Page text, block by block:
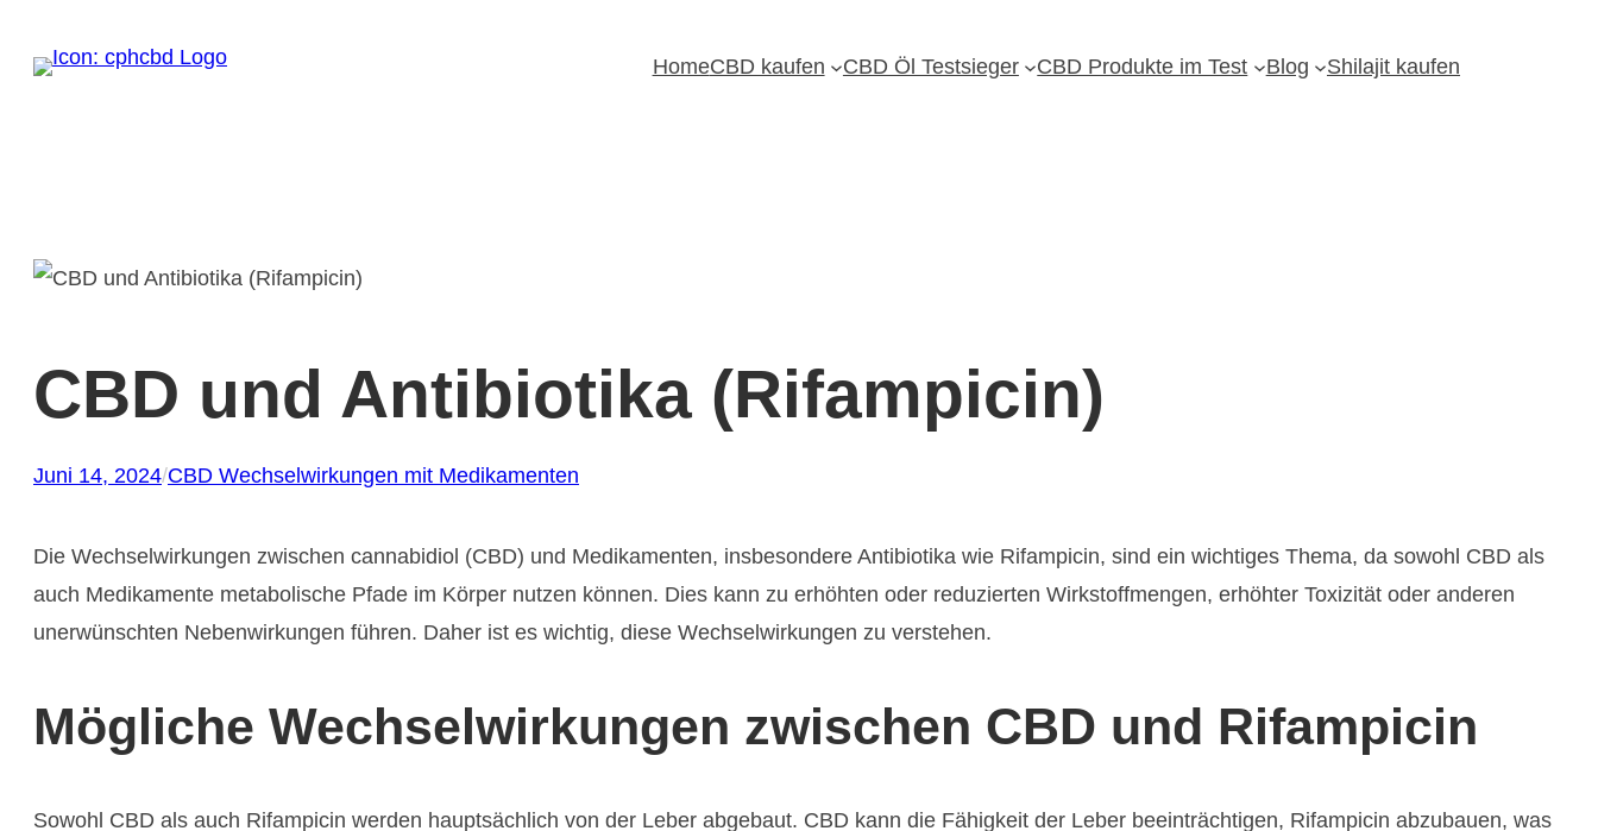
Inhalt
HomeCBD kaufen CBD Öl Testsieger CBD Produkte im Test Blog Shilajit kaufen
CBD und Antibiotika (Rifampicin)
Juni 14, 2024/CBD Wechselwirkungen mit Medikamenten
Die Wechselwirkungen zwischen cannabidiol (CBD) und Medikamenten, insbesondere Antibiotika wie Rifampicin, sind ein wichtiges Thema, da sowohl CBD als
auch Medikamente metabolische Pfade im Körper nutzen können. Dies kann zu erhöhten oder reduzierten Wirkstoffmengen, erhöhter Toxizität oder anderen
unerwünschten Nebenwirkungen führen. Daher ist es wichtig, diese Wechselwirkungen zu verstehen.
Mögliche Wechselwirkungen zwischen CBD und Rifampicin
Sowohl CBD als auch Rifampicin werden hauptsächlich von der Leber abgebaut. CBD kann die Fähigkeit der Leber beeinträchtigen, Rifampicin abzubauen, was